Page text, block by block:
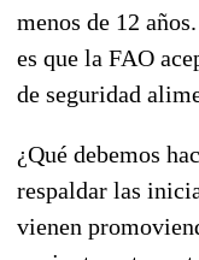
menos de 12
es que la FAO
de seguridad
¿Qué debemos
respaldar las
vienen